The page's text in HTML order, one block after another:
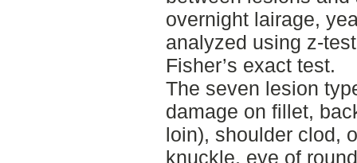
overnight lairage,
analyzed using z-
Fisher’s exact test.
The seven lesion
damage on fillet,
loin), shoulder clod,
knuckle, eye of